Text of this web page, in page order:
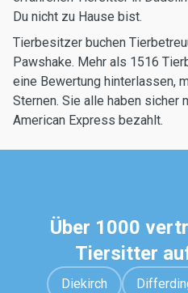
Du nicht zu Hause bist.
Tierbesitzer buchen
Pawshake. Mehr als 1516
eine Bewertung hinterlassen,
Sternen. Sie alle haben sicher
American Express bezahlt.
Über 1000
Tiersitter
Diekirch